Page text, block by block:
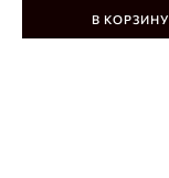
В КОРЗИНУ